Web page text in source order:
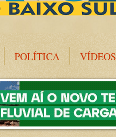
POLÍTICA VÍDEOS